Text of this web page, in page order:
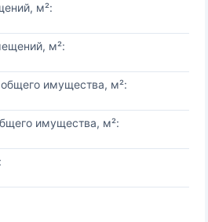
м²:
м²:
имущества, м²:
имущества, м²: